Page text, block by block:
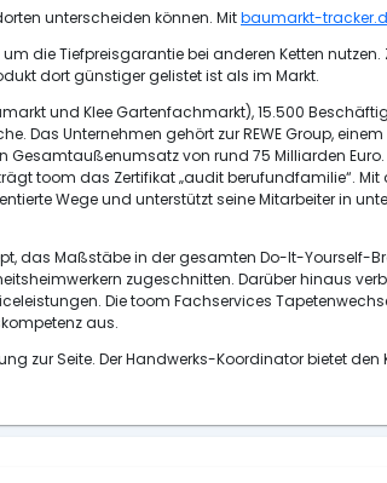
unterscheiden können. Mitbaumarkt-
die Tiefpreisgarantie bei anderen Ketten
dort günstiger gelistet ist als im Markt.
und Klee Gartenfachmarkt), 15.500
Das Unternehmen gehört zur REWE Group,
von rund 75 Milliarden Euro.
toom das Zertifikat „audit berufundfamilie“.
Wege und unterstützt seine Mitarbeiter in
das Maßstäbe in der gesamten Do-It-Yourself-
zugeschnitten. Darüber hinaus
Die toom Fachservices
aus.
zur Seite. Der Handwerks-Koordinator bietet